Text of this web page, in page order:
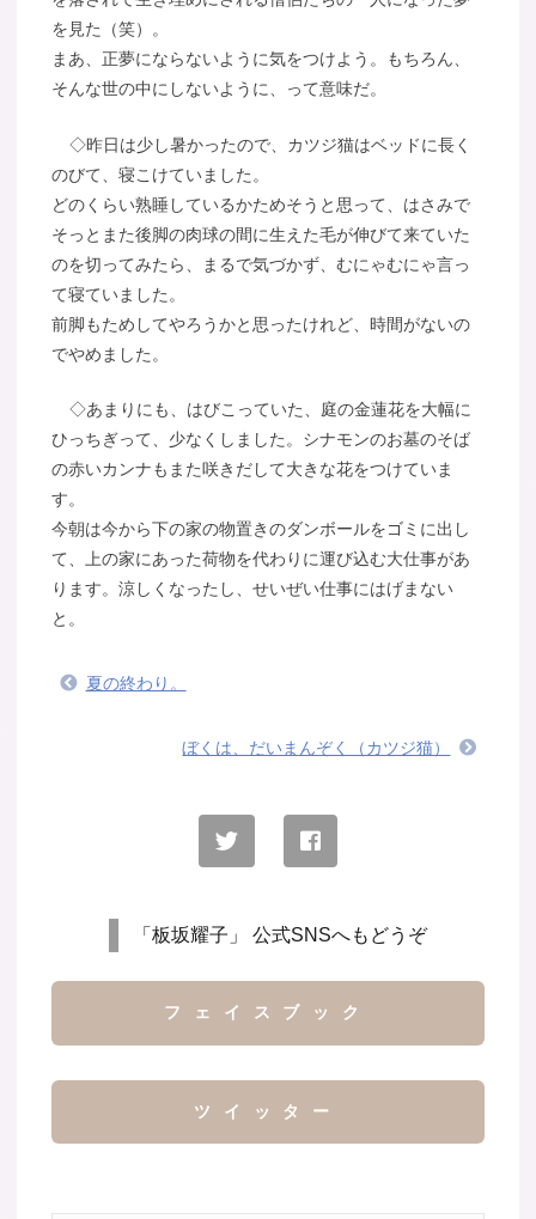
を見た（笑）。
まあ、正夢にならないように気をつけよう。もちろん、
そんな世の中にしないように、って意味だ。
◇昨日は少し暑かったので、カツジ猫はベッドに長く
のびて、寝こけていました。
どのくらい熟睡しているかためそうと思って、はさみで
そっとまた後脚の肉球の間に生えた毛が伸びて来ていた
のを切ってみたら、まるで気づかず、むにゃむにゃ言っ
て寝ていました。
前脚もためしてやろうかと思ったけれど、時間がないの
でやめました。
◇あまりにも、はびこっていた、庭の金蓮花を大幅に
ひっちぎって、少なくしました。シナモンのお墓のそば
の赤いカンナもまた咲きだして大きな花をつけていま
す。
今朝は今から下の家の物置きのダンボールをゴミに出し
て、上の家にあった荷物を代わりに運び込む大仕事があ
ります。涼しくなったし、せいぜい仕事にはげまない
と。
夏の終わり。
ぼくは、だいまんぞく（カツジ猫）
「板坂耀子」 公式SNSへもどうぞ
フェイスブック
ツイッター